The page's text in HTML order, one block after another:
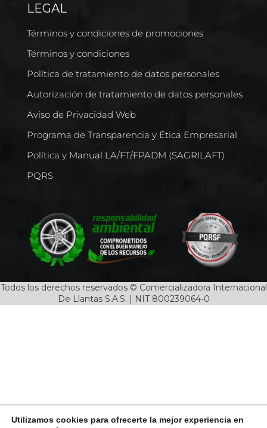
LEGAL
Términos y condiciones de promociones
Términos y condiciones
Política de tratamiento de datos personales
Autorización de tratamiento de datos personales
Aviso de Privacidad Web
Programa de Transparencia y Ética Empresarial
Política y Manual LA/FT/FPADM (SAGRILAFT)
PQRS
Todos los derechos reservados © Comercializadora Internacional
De Llantas S.A.S. | NIT 800239064-0
Utilizamos cookies para ofrecerte la mejor experiencia en